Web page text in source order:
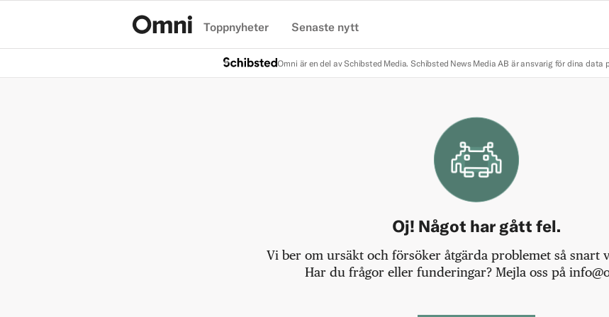
Toppnyheter Senaste nytt
Omni är en del av Schibsted Media. Schibsted News Media AB är ansvarig för dina data
Oj! Något har gått fel.
Vi ber om ursäkt och försöker åtgärda problemet så snart
Har du frågor eller funderingar? Mejla oss på